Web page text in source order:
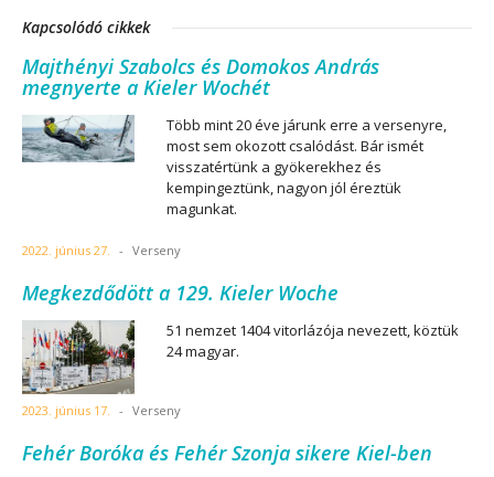
Kapcsolódó cikkek
Majthényi Szabolcs és Domokos András
megnyerte a Kieler Wochét
Több mint 20 éve járunk erre a versenyre,
most sem okozott csalódást. Bár ismét
visszatértünk a gyökerekhez és
kempingeztünk, nagyon jól éreztük
magunkat.
2022. június 27. - Verseny
Megkezdődött a 129. Kieler Woche
51 nemzet 1404 vitorlázója nevezett, köztük
24 magyar.
2023. június 17. - Verseny
Fehér Boróka és Fehér Szonja sikere Kiel-ben